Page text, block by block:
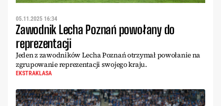
05.11.2025 16:34
Zawodnik Lecha Poznań powołany do
reprezentacji
Jeden z zawodników Lecha Poznań otrzymał powołanie na
zgrupowanie reprezentacji swojego kraju.
EKSTRAKLASA